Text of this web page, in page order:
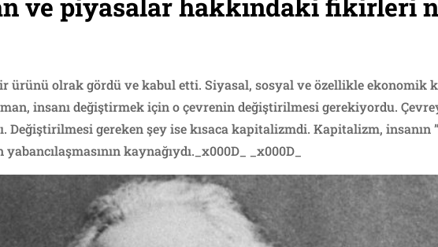
ürünü olrak gördü ve kabul etti. Siyasal, sosyal ve özellikle ekonomik
insanı değiştirmek için o çevrenin değiştirilmesi gerekiyordu.
Değiştirilmesi gereken şey ise kısaca kapitalizmdi. Kapitalizm, insanın
kaynağıydı._x000D_ _x000D_